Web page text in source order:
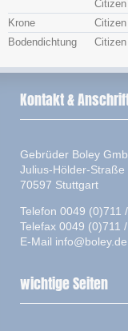
Citizen
Krone
Citizen
Bodendichtung
Citizen
Kontakt &
Gebrüder Boley
Julius-Hölder-Straße
70597 Stuttgart
Telefon 0049 (0)711
Telefax 0049 (0)711
E-Mail info@boley.de
wichtige Seiten